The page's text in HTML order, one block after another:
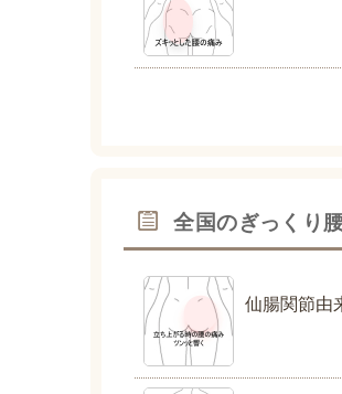
全国のぎっくり
仙腸関節由